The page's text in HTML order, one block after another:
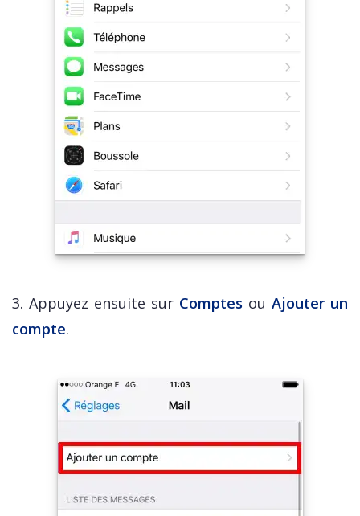
3. Appuyez ensuite sur Comptes ou Ajouter un
compte.